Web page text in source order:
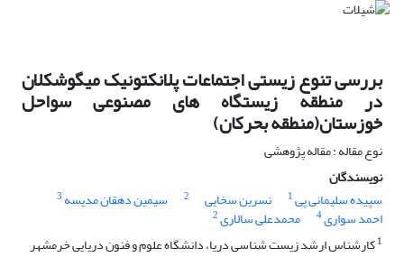
بررسی تنوع زیستی اجتماعات پلانکتونیک میگوشکلان
در منطقه زیستگاه های مصنوعی سواحل
خوزستان(منطقه بحرکان)
نوع مقاله : مقاله پژوهشی
نویسندگان
سپیده سلیمانی پی1 نسرین سخایی 2 سیمین دهقان مدیسه 3
احمد سواری4 محمدعلی سالاری2
1کارشناس ارشد زیست شناسی دریا، دانشگاه علوم و فنون دریایی خرمشهر